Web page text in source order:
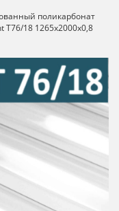
поликарбонат
18 1265х2000х0,8